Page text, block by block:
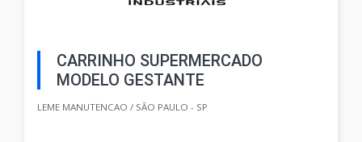
CARRINHO SUPERMERCADO
MODELO GESTANTE
LEME MANUTENCAO / SÃO PAULO - SP